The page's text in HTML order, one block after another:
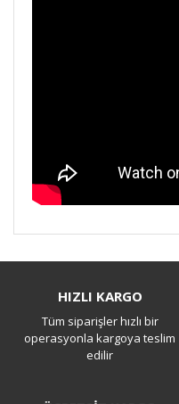
HIZLI KARGO
Tüm siparişler hızlı bir
operasyonla kargoya teslim
edilir